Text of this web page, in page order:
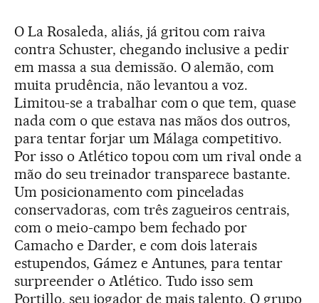
O La Rosaleda, aliás, já gritou com raiva
contra Schuster, chegando inclusive a pedir
em massa a sua demissão. O alemão, com
muita prudência, não levantou a voz.
Limitou-se a trabalhar com o que tem, quase
nada com o que estava nas mãos dos outros,
para tentar forjar um Málaga competitivo.
Por isso o Atlético topou com um rival onde a
mão do seu treinador transparece bastante.
Um posicionamento com pinceladas
conservadoras, com três zagueiros centrais,
com o meio-campo bem fechado por
Camacho e Darder, e com dois laterais
estupendos, Gámez e Antunes, para tentar
surpreender o Atlético. Tudo isso sem
Portillo, seu jogador de mais talento. O grupo